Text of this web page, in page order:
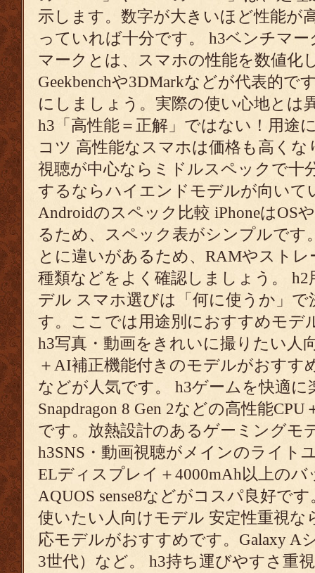
示します。数字が大きいほど性能が
っていれば十分です。 h3ベンチマ
マークとは、スマホの性能を数値化
Geekbenchや3DMarkなどが代表的で
にしましょう。実際の使い心地とは
h3「高性能＝正解」ではない！用途
コツ 高性能なスマホは価格も高くな
視聴が中心ならミドルスペックで十
するならハイエンドモデルが向いて
Androidのスペック比較 iPhoneはOS
るため、スペック表がシンプルです
とに違いがあるため、RAMやスト
種類などをよく確認しましょう。
デル スマホ選びは「何に使うか」
す。ここでは用途別におすすめモデ
h3写真・動画をきれいに撮りたい人
＋AI補正機能付きのモデルがおすす
などが人気です。 h3ゲームを快適
Snapdragon 8 Gen 2などの高性能
です。放熱設計のあるゲーミングモ
h3SNS・動画視聴がメインのライト
ELディスプレイ＋4000mAh以上の
AQUOS sense8などがコスパ良好で
使いたい人向けモデル 安定性重視な
応モデルがおすすめです。Galaxy A
3世代）など。 h3持ち運びやすさ重